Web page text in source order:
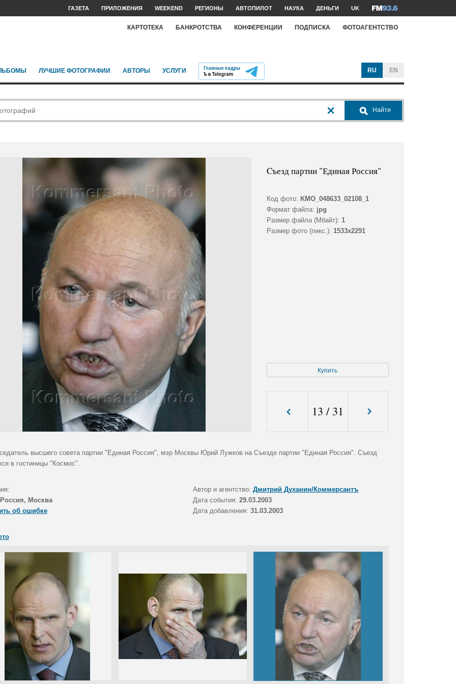
ГАЗЕТА ПРИЛОЖЕНИЯ WEEKEND РЕГИОНЫ АВТОПИЛОТ НАУКА ДЕНЬГИ UK
КАРТОТЕКА БАНКРОТСТВА КОНФЕРЕНЦИИ ПОДПИСКА ФОТОАГЕНТСТВО
ЛУЧШИЕ ФОТОГРАФИИ АВТОРЫ УСЛУГИ RU EN
Найти
Cъезд партии "Единая Россия"
Код фото: KMO_048633_02108_1
Формат файла: jpg
Размер файла (Мбайт): 1
Размер фото (пикс.): 1533x2291
Купить
13 / 31
высшего совета партии "Единая Россия", мэр Москвы Юрий Лужков на Съезде партии "Единая Россия". Съезд
в гостиницы "Космос".
Автор и агентство: Дмитрий Духанин/Коммерсантъ
Россия, Москва Дата события: 29.03.2003
об ошибке
Дата добавления: 31.03.2003